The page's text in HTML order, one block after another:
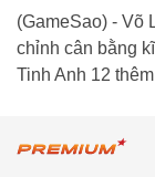
(GameSao) - Võ
chỉnh cân bằng
Tinh Anh 12